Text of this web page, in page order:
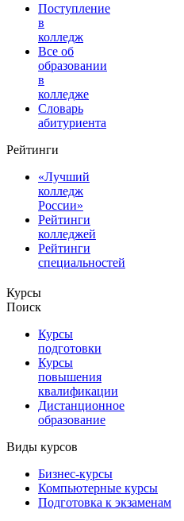
Поступление
в
колледж
Все об
образовании
в
колледже
Словарь
абитуриента
Рейтинги
«Лучший
колледж
России»
Рейтинги
колледжей
Рейтинги
специальностей
Курсы
Поиск
Курсы
подготовки
Курсы
повышения
квалификации
Дистанционное
образование
Виды курсов
Бизнес-курсы
Компьютерные курсы
Подготовка к экзаменам